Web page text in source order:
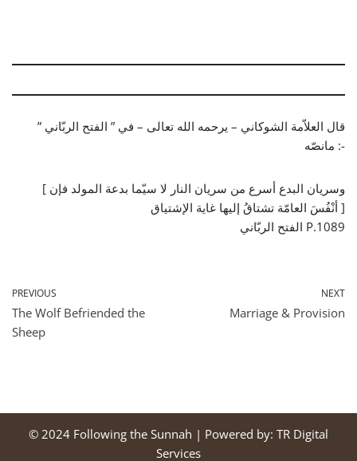
قال العلاّمة الشوكاني – يرحمه الله تعالى – في ” الفتح الربّاني ”
مانصّه :-
[ وسريان البدع أسرع من سريان النار لا سيّما بدعة المولد فإن
أنْفُسَ العامّة تشتاقُ إليها غاية الإشتياق ]
الفتح الربّاني P.1089
PREVIOUS
The Wolf Befriended the
Sheep
NEXT
Marriage & Provision
© 2024 Following the Sunnah | Powered by: TR Digital
Services